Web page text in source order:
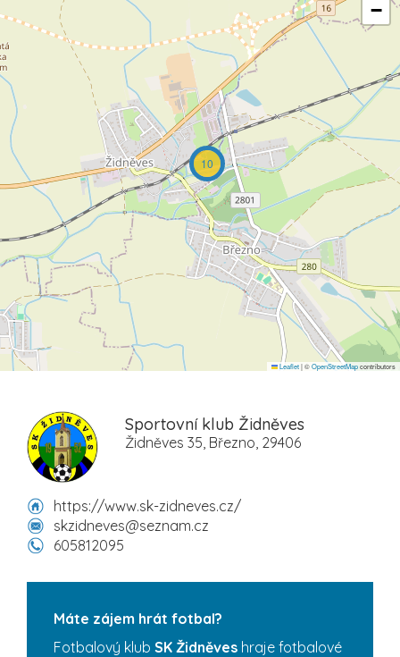
10
−
Leaflet|©OpenStreetMapcontributors
Sportovní klub Židněves
Židněves 35, Březno, 29406
https://www.sk-zidneves.cz/
skzidneves@seznam.cz
605812095
Máte zájem hrát fotbal?
Fotbalový klub SK Židněves hraje fotbalové